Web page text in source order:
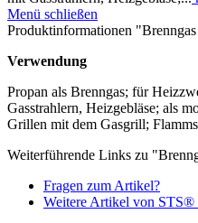
Menü schließen
Produktinformationen
Verwendung
Propan als Brenngas; für
Gasstrahlern, Heizgebläse; als
Grillen mit dem Gasgrill;
Weiterführende Links zu
Fragen zum Artikel?
Weitere Artikel von STS®